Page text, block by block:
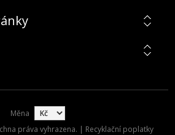
Měna
práva vyhrazena. | Recyklační poplatky